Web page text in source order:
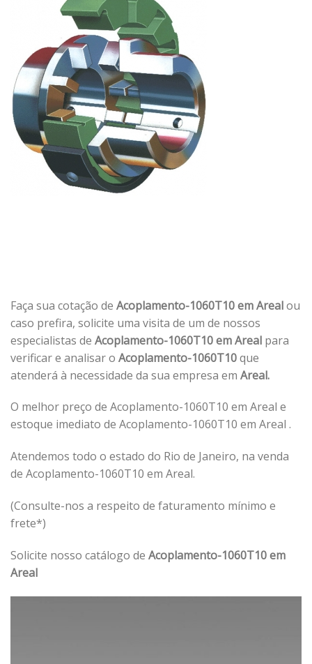
Faça sua cotação de Acoplamento-1060T10 em Arealou
caso prefira, solicite uma visita de um de nossos
especialistas de Acoplamento-1060T10 em Areal para
verificar e analisar o Acoplamento-1060T10que
atenderá à necessidade da sua empresa em Areal.
O melhor preço de Acoplamento-1060T10 em Areal e
estoque imediato de Acoplamento-1060T10 em Areal .
Atendemos todo o estado do Rio de Janeiro, na venda
de Acoplamento-1060T10 em Areal.
(Consulte-nos a respeito de faturamento mínimo e
frete*)
Solicite nosso catálogo de Acoplamento-1060T10 em
Areal